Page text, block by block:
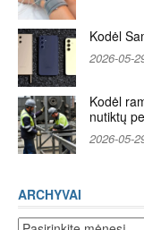
Kodėl
2026-05-
Kodėl
nutiktų
2026-05-
ARCHYVAI
Archyvai